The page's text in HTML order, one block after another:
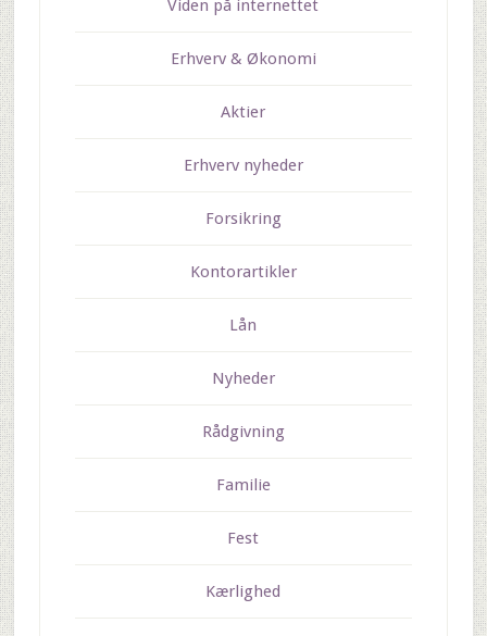
Viden på internettet
Erhverv & Økonomi
Aktier
Erhverv nyheder
Forsikring
Kontorartikler
Lån
Nyheder
Rådgivning
Familie
Fest
Kærlighed